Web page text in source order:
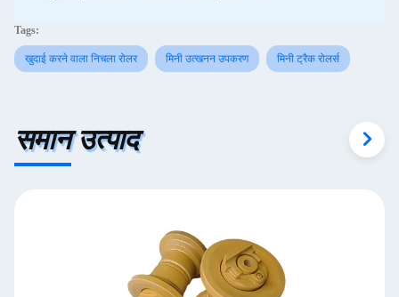
Tags:
खुदाई करने वाला निचला रोलर मिनी उत्खनन उपकरण मिनी ट्रैक रोलर्स
समान उत्पाद